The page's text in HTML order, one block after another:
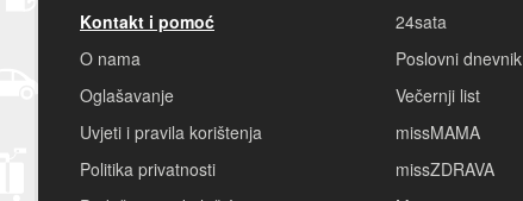
Kontakt i pomoć
O nama
Oglašavanje
Uvjeti i pravila korištenja
Politika privatnosti
24sata
Poslovni dnevnik
Večernji list
missMAMA
missZDRAVA